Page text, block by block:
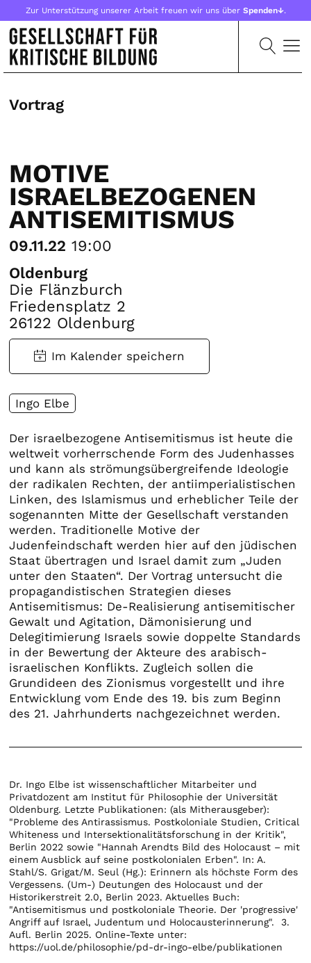
Zur Unterstützung unserer Arbeit freuen wir uns über Spenden↓.
Vortrag
MOTIVE
ISRAELBEZOGENEN
ANTISEMITISMUS
09.11.22 19:00
Oldenburg
Die Flänzburch
Friedensplatz 2
26122 Oldenburg
Ingo Elbe
Der israelbezogene Antisemitismus ist heute die
weltweit vorherrschende Form des Judenhasses
und kann als strömungsübergreifende Ideologie
der radikalen Rechten, der antiimperialistischen
Linken, des Islamismus und erheblicher Teile der
sogenannten Mitte der Gesellschaft verstanden
werden. Traditionelle Motive der
Judenfeindschaft werden hier auf den jüdischen
Staat übertragen und Israel damit zum „Juden
unter den Staaten“. Der Vortrag untersucht die
propagandistischen Strategien dieses
Antisemitismus: De-Realisierung antisemitischer
Gewalt und Agitation, Dämonisierung und
Delegitimierung Israels sowie doppelte Standards
in der Bewertung der Akteure des arabisch-
israelischen Konflikts. Zugleich sollen die
Grundideen des Zionismus vorgestellt und ihre
Entwicklung vom Ende des 19. bis zum Beginn
des 21. Jahrhunderts nachgezeichnet werden.
Dr. Ingo Elbe ist wissenschaftlicher Mitarbeiter und
Privatdozent am Institut für Philosophie der Universität
Oldenburg. Letzte Publikationen: (als Mitherausgeber):
"Probleme des Antirassismus. Postkoloniale Studien, Critical
Whiteness und Intersektionalitätsforschung in der Kritik",
Berlin 2022 sowie "Hannah Arendts Bild des Holocaust – mit
einem Ausblick auf seine postkolonialen Erben". In: A.
Stahl/S. Grigat/M. Seul (Hg.): Erinnern als höchste Form des
Vergessens. (Um-) Deutungen des Holocaust und der
Historikerstreit 2.0, Berlin 2023. Aktuelles Buch:
"Antisemitismus und postkoloniale Theorie. Der 'progressive'
Angriff auf Israel, Judentum und Holocausterinnerung". 3.
Aufl. Berlin 2025. Online-Texte unter:
https://uol.de/philosophie/pd-dr-ingo-elbe/publikationen